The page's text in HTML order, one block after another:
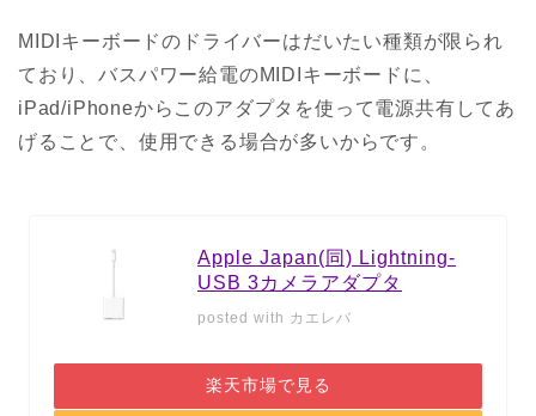
MIDIキーボードのドライバーはだいたい種類が限られ
ており、バスパワー給電のMIDIキーボードに、
iPad/iPhoneからこのアダプタを使って電源共有してあ
げることで、使用できる場合が多いからです。
Apple Japan(同) Lightning-
USB 3カメラアダプタ
posted with カエレバ
楽天市場で見る